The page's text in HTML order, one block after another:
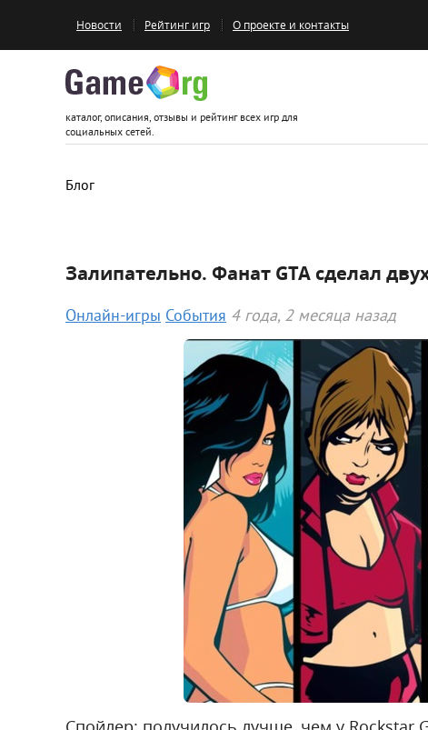
Новости Рейтинг игр О проекте и контакты
каталог, описания, отзывы и рейтинг всех игр для
социальных сетей.
Блог
Залипательно. Фанат GTA сделал
Онлайн-игры События 4 года, 2 месяца назад